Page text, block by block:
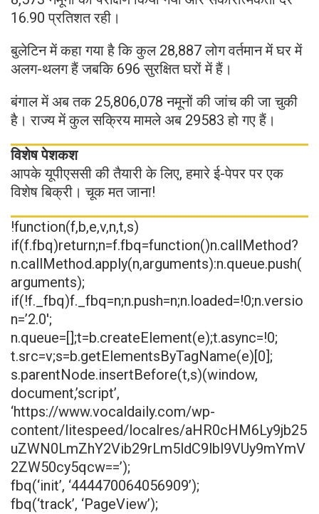
16.90 प्रतिशत रही।
बुलेटिन में कहा गया है कि कुल 28,887 लोग वर्तमान में घर में
अलग-थलग हैं जबकि 696 सुरक्षित घरों में हैं।
बंगाल में अब तक 25,806,078 नमूनों की जांच की जा चुकी
है। राज्य में कुल सक्रिय मामले अब 29583 हो गए हैं।
विशेष पेशकश
आपके यूपीएससी की तैयारी के लिए, हमारे ई-पेपर पर एक
विशेष बिक्री। चूक मत जाना!
!function(f,b,e,v,n,t,s)
if(f.fbq)return;n=f.fbq=function()n.callMethod?
n.callMethod.apply(n,arguments):n.queue.push(
arguments);
if(!f._fbq)f._fbq=n;n.push=n;n.loaded=!0;n.versio
n=’2.0′;
n.queue=[];t=b.createElement(e);t.async=!0;
t.src=v;s=b.getElementsByTagName(e)[0];
s.parentNode.insertBefore(t,s)(window,
document,’script’,
‘https://www.vocaldaily.com/wp-
content/litespeed/localres/aHR0cHM6Ly9jb25
uZWN0LmZhY2Vib29rLm5ldC9lbl9VUy9mYmV
2ZW50cy5qcw==’);
fbq(‘init’, ‘444470064056909’);
fbq(‘track’, ‘PageView’);